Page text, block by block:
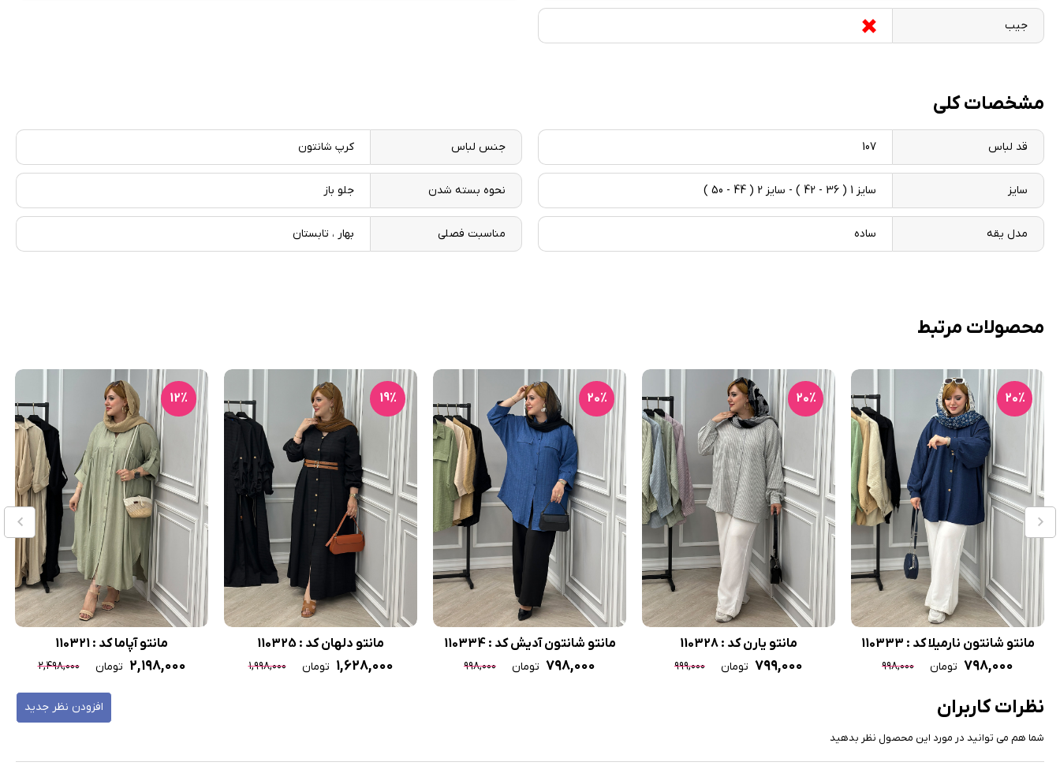
جیب
مشخصات کلی
قد لباس 107 جنس لباس کرپ شانتون
سایز سایز 1 ( 36 - 42 ) - سایز 2 ( 44 - 50 ) نحوه بسته شدن جلو باز
مدل یقه ساده مناسبت فصلی بهار ، تابستان
محصولات مرتبط
20٪
مانتو شانتون نارمیلا کد : 110333
۷۹۸,۰۰۰ تومان ۹۹۸,۰۰۰
20٪
مانتو یارن کد : 110328
۷۹۹,۰۰۰ تومان ۹۹۹,۰۰۰
20٪
مانتو شانتون آدیش کد : 110334
۷۹۸,۰۰۰ تومان ۹۹۸,۰۰۰
19٪
مانتو دلهان کد : 110325
۱,۶۲۸,۰۰۰ تومان ۱,۹۹۸,۰۰۰
12٪
مانتو آپاما کد : 110321
۲,۱۹۸,۰۰۰ تومان ۲,۴۹۸,۰۰۰
نظرات کاربران افزودن نظر جدید
شما هم می توانید در مورد این محصول نظر بدهید